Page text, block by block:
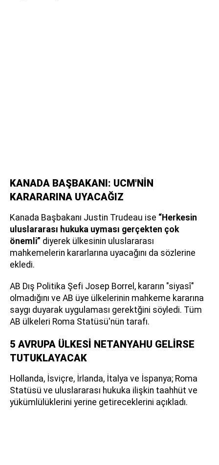
KANADA BAŞBAKANI: UCM'NİN
KARARARINA UYACAĞIZ
Kanada Başbakanı Justin Trudeau ise “Herkesin
uluslararası hukuka uyması gerçekten çok
önemli” diyerek ülkesinin uluslararası
mahkemelerin kararlarına uyacağını da sözlerine
ekledi.
AB Dış Politika Şefi Josep Borrel, kararın "siyasî"
olmadığını ve AB üye ülkelerinin mahkeme kararına
saygı duyarak uygulaması gerektğini söyledi. Tüm
AB ülkeleri Roma Statüsü'nün tarafı.
5 AVRUPA ÜLKESİ NETANYAHU GELİRSE
TUTUKLAYACAK
Hollanda, İsviçre, İrlanda, İtalya ve İspanya; Roma
Statüsü ve uluslararası hukuka ilişkin taahhüt ve
yükümlülüklerini yerine getireceklerini açıkladı.